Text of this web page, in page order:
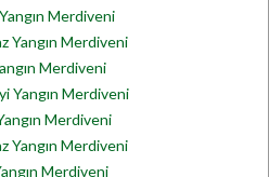
Merdiveni
Yangın Merdiveni
Merdiveni
Yangın Merdiveni
Merdiveni
Yangın Merdiveni
Merdiveni